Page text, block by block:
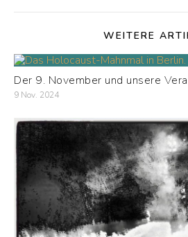
WEITERE
Der 9. November und unsere
9 Nov. 2024